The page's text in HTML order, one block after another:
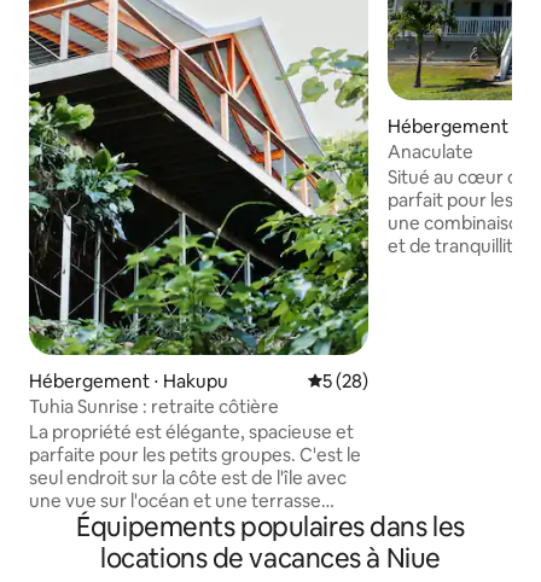
Hébergement ⋅ Hakupu Évaluation moyenne sur la
5 (28)
Tuhia Sunrise : retraite côtière
La propriété est élégante, spacieuse et
parfaite pour les petits groupes. C'est le
seul endroit sur la côte est de l'île avec
une vue sur l'océan et une terrasse
avant de 20 mètres pour profiter de ces
vues. Les baleines peuvent être vues
entre juillet et octobre. Deux des
Hébergement ⋅
Anaculate
Situé au cœur de
parfait pour les
une combinaison
et de tranquillité,
pour les
Équipements populaires dans les
locations de vacances à Niue